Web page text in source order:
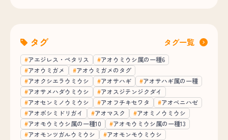
タグ タグ一覧
アエジレス・ペタリス
アオウミウシ属の一種6
アオウミガメ
アオウミガメのタグ
アオクシエラウミウシ
アオサハギ
アオサハギ属の一種
アオサメハダウミウシ
アオスジテンジクダイ
アオセンミノウミウシ
アオフチキセワタ
アオベニハゼ
アオボシミドリガイ
アオマスク
アオミノウミウシ
アオモウミウシ属の一種10
アオモウミウシ属の一種13
アオモンツガルウミウシ
アオモンモウミウシ